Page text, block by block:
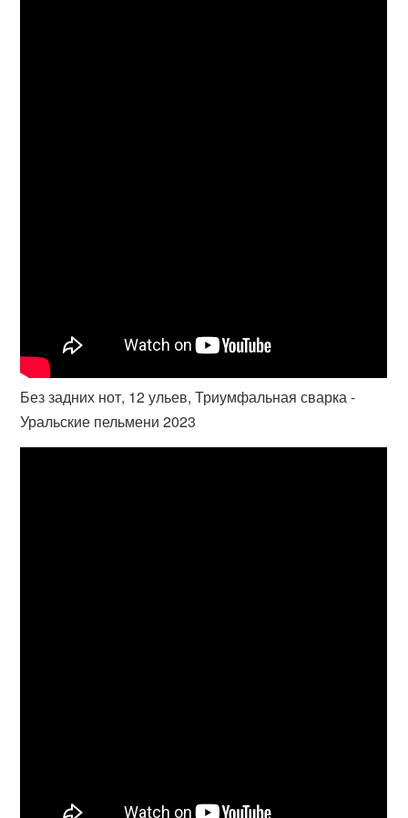
Без задних нот, 12 ульев, Триумфальная сварка -
Уральские пельмени 2023